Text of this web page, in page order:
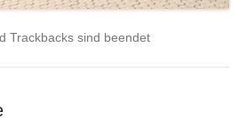
Trackbacks sind beendet